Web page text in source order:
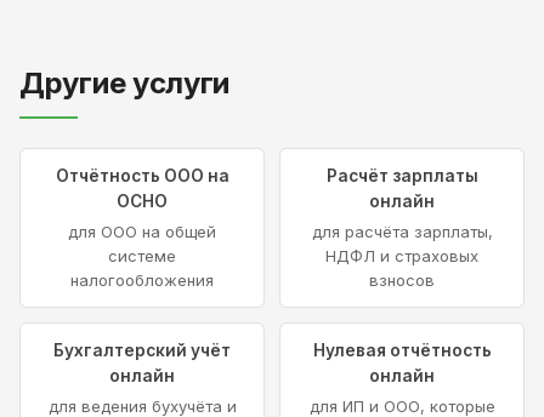
Другие услуги
Отчётность ООО на
ОСНО
для ООО на общей
системе
налогообложения
Расчёт зарплаты
онлайн
для расчёта зарплаты,
НДФЛ и страховых
взносов
Бухгалтерский учёт
онлайн
для ведения бухучёта и
Нулевая отчётность
онлайн
для ИП и ООО, которые